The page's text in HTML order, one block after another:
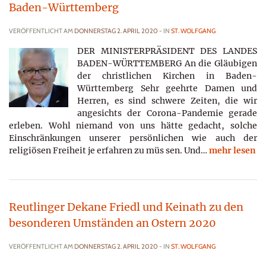
Baden-Württemberg
VERÖFFENTLICHT AM DONNERSTAG 2. APRIL 2020 - IN ST. WOLFGANG
DER MINISTERPRÄSIDENT DES LANDES
BADEN-WÜRTTEMBERG An die Gläubigen
der christlichen Kirchen in Baden-
Württemberg Sehr geehrte Damen und
Herren, es sind schwere Zeiten, die wir
angesichts der Corona-Pandemie gerade
erleben. Wohl niemand von uns hätte gedacht, solche
Einschränkungen unserer persönlichen wie auch der
religiösen Freiheit je erfahren zu müs­ sen. Und… mehr lesen
Reutlinger Dekane Friedl und Keinath zu den
besonderen Umständen an Ostern 2020
VERÖFFENTLICHT AM DONNERSTAG 2. APRIL 2020 - IN ST. WOLFGANG